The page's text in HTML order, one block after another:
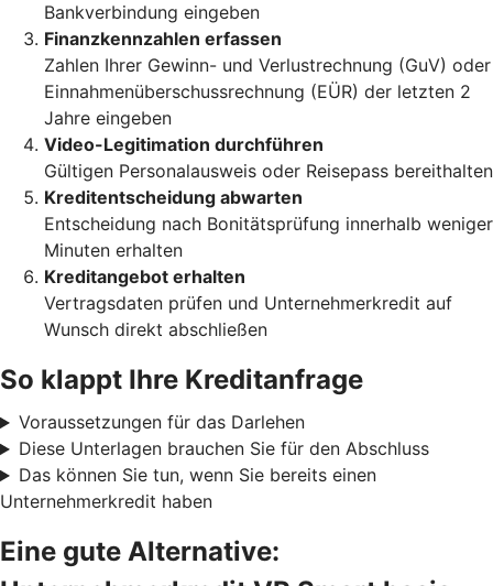
Bankverbindung eingeben
Finanzkennzahlen erfassen
Zahlen Ihrer Gewinn- und Verlustrechnung (GuV) oder
Einnahmenüberschussrechnung (EÜR) der letzten 2
Jahre eingeben
Video-Legitimation durchführen
Gültigen Personalausweis oder Reisepass bereithalten
Kreditentscheidung abwarten
Entscheidung nach Bonitätsprüfung innerhalb weniger
Minuten erhalten
Kreditangebot erhalten
Vertragsdaten prüfen und Unternehmerkredit auf
Wunsch direkt abschließen
So klappt Ihre Kreditanfrage
Voraussetzungen für das Darlehen
Diese Unterlagen brauchen Sie für den Abschluss
Das können Sie tun, wenn Sie bereits einen
Unternehmerkredit haben
Eine gute Alternative: